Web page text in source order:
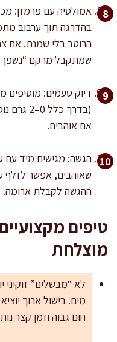
אמולסיה עם פרמזן:
בהדרגה תוך ערבוב
הרוטב בלי שמנת. אם
שמתקבל מרקם
דיוק טעמים: מוסיפים
(בדרך
אם אוהבים.
הגשה: מגישים מיד עם
ההגשה לקבלת ארומה.
טיפים
מוצלחת
לא “מבשלים” זוקיני
מים. בישול ארוך
חום גבוה וזמן קצר